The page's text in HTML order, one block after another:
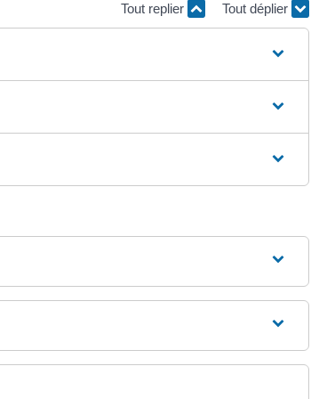
Tout replier Tout déplier